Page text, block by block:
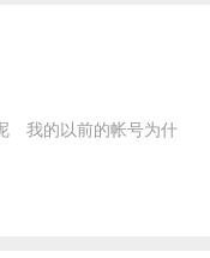
我的以前的帐号为什